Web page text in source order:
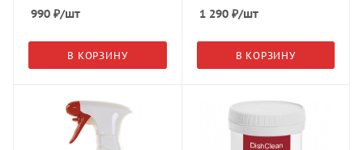
990 ₽/шт
В КОРЗИНУ
1 290₽/шт
В КОРЗИНУ